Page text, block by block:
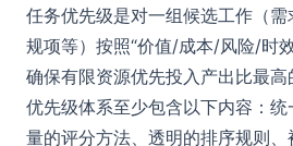
任务优先级是对一组候选工作（
规项等）按照“价值/成本/风险/时
确保有限资源优先投入产出比最
优先级体系至少包含以下内容：
量的评分方法、透明的排序规则